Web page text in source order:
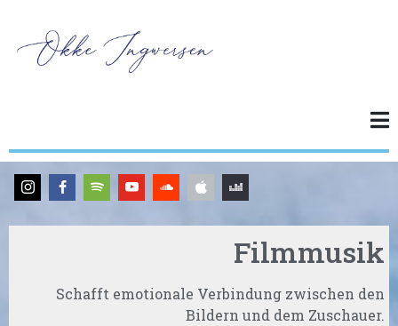
Filmmusik
Schafft emotionale Verbindung zwischen den
Bildern und dem Zuschauer.